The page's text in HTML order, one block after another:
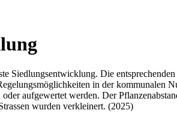
Siedlungsentwicklung. Die
in der kommunalen
aufgewertet werden. Der
wurden verkleinert. (2025)